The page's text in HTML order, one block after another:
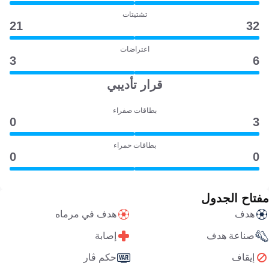
تشتيتات
32
21
اعتراضات
6
3
قرار تأديبي
بطاقات صفراء
3
0
بطاقات حمراء
0
0
مفتاح الجدول
هدف هدف في مرماه
صناعة هدف إصابة
إيقاف حكم ڤار